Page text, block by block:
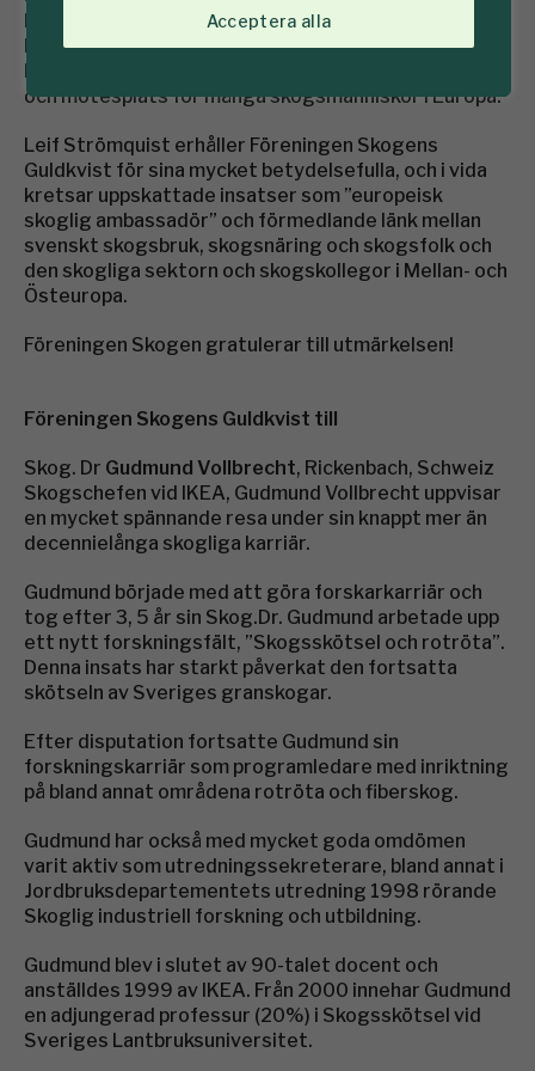
Acceptera alla
kollegor, företag och länder i denna del av Europa.
Leif har också under en följd av år varit eldsjälen
bakom Skogs-EM på skidor, en uppskattad tävlings-
och mötesplats för många skogsmänniskor i Europa.
Leif Strömquist erhåller Föreningen Skogens
Guldkvist för sina mycket betydelsefulla, och i vida
kretsar uppskattade insatser som ”europeisk
skoglig ambassadör” och förmedlande länk mellan
svenskt skogsbruk, skogsnäring och skogsfolk och
den skogliga sektorn och skogskollegor i Mellan- och
Östeuropa.
Föreningen Skogen gratulerar till utmärkelsen!
Föreningen Skogens Guldkvist till
Skog. Dr Gudmund Vollbrecht, Rickenbach, Schweiz
Skogschefen vid IKEA, Gudmund Vollbrecht uppvisar
en mycket spännande resa under sin knappt mer än
decennielånga skogliga karriär.
Gudmund började med att göra forskarkarriär och
tog efter 3, 5 år sin Skog.Dr. Gudmund arbetade upp
ett nytt forskningsfält, ”Skogsskötsel och rotröta”.
Denna insats har starkt påverkat den fortsatta
skötseln av Sveriges granskogar.
Efter disputation fortsatte Gudmund sin
forskningskarriär som programledare med inriktning
på bland annat områdena rotröta och fiberskog.
Gudmund har också med mycket goda omdömen
varit aktiv som utredningssekreterare, bland annat i
Jordbruksdepartementets utredning 1998 rörande
Skoglig industriell forskning och utbildning.
Gudmund blev i slutet av 90-talet docent och
anställdes 1999 av IKEA. Från 2000 innehar Gudmund
en adjungerad professur (20%) i Skogsskötsel vid
Sveriges Lantbruksuniversitet.